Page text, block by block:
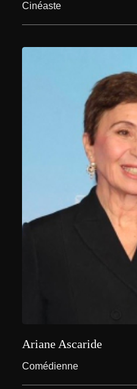
Cinéaste
Comédienne et réalisatrice
Ariane Ascaride
Comédienne